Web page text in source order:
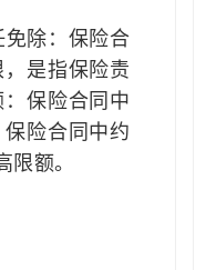
除：保险合
是指保险责
保险合同中
险合同中约
额。